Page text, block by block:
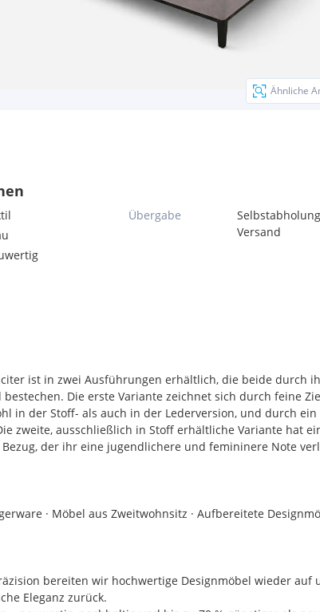
Ähnliche
Übergabe
Versand
ist in zwei Ausführungen erhältlich, die beide durch
bestechen. Die erste Variante zeichnet sich durch feine
in der Stoff- als auch in der Lederversion, und durch ein
zweite, ausschließlich in Stoff erhältliche Variante hat
der ihr eine jugendlichere und femininere Note
· Möbel aus Zweitwohnsitz · Aufbereitete
bereiten wir hochwertige Designmöbel wieder auf
Eleganz zurück.